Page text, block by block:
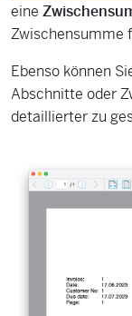
eine
Zwischensumme
Ebenso können
Abschnitte oder
detaillierter zu